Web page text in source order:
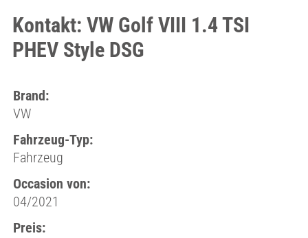
Kontakt: VW Golf VIII 1.4 TSI
PHEV Style DSG
Brand:
VW
Fahrzeug-Typ:
Fahrzeug
Occasion von:
04/2021
Preis: